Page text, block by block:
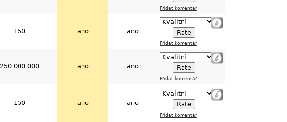
Přidat komentář
150 ano ano
Přidat komentář
250 000 000 ano ano
Přidat komentář
150 ano ano
Přidat komentář